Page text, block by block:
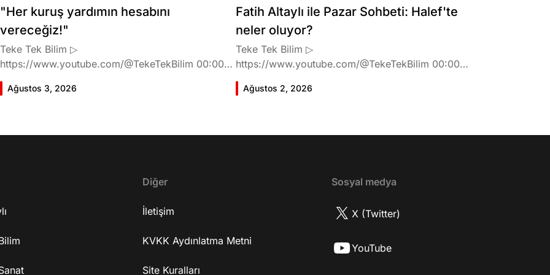
"Her kuruş yardımın hesabını
vereceğiz!"
Teke Tek Bilim ▷
https://www.youtube.com/@TekeTekBilim 00:00
Giriş 01:58 Butlan kararı 05:58 Butlan kararı kimin
meselesi? 11:32 Kılıçdaroğlu bu günlerin sinyalini
30:09 AK Parti'ye geçişlerin duracağının garantisi
Yargıtay kararından eminken neden partiden
Seçim güvenliğini nasıl sağlayacak? 1:06:25 Ekrem
Özgür Özel'in fezlekeleri ve dokunulmazlığın
bakıyor? 1:18:30 Terörsüz Türkiye süreci 1:25:48
Ağustos 3, 2026
Fatih Altaylı ile Pazar Sohbeti: Halef'te
neler oluyor?
Teke Tek Bilim ▷
https://www.youtube.com/@TekeTekBilim 00:00
Giriş 02:46 Biran Damla Yılmaz dizi teklifi
geldiğinde neler hissetti? 05:41 Oynadığı role nasıl
neler kattı? 17:52 İlhan Şen, ayakkabı eleştirisinden
mi? 22:22 Biran Damla Yılmaz nereli, nasıl bir
etkiliyor mu? 30:18 Mert Doğan'ın oyunculuk
serüveni nasıl başladı? 35:47 Aziz Yıldırım
mühendis olduğu için mühendisliği seçtiği doğru
Ağustos 2, 2026
Diğer
İletişim
KVKK Aydınlatma Metni
Site Kuralları
Sosyal medya
X (Twitter)
YouTube